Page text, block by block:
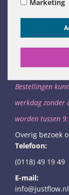
Bestellingen
werkdagzonder
worden tussen
Overig bezoek
Telefoon:
(0118) 49 19 49
E-mail:
info@justflow.nl
Marketing